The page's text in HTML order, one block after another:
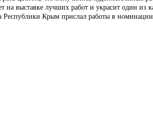
на выставке лучших работ и украсит один
Крым прислал работы в